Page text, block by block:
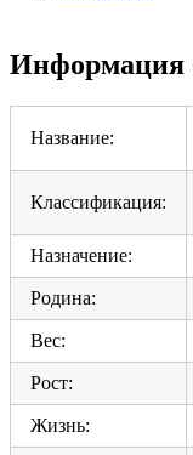
Информация
Название:
Классификация:
Назначение:
Родина:
Вес:
Рост:
Жизнь: